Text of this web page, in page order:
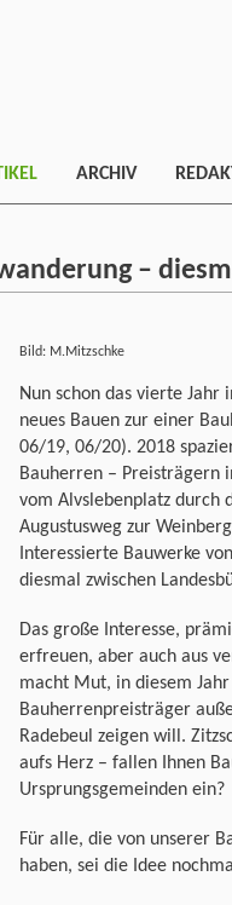
ARCHIV
–
Bild: M.Mitzschke
Nun schon das vierte
neues Bauen zur einer
06/19, 06/20). 2018
Bauherren – Preisträgern
vom Alvslebenplatz durch
Augustusweg zur
Interessierte Bauwerke
diesmal zwischen
Das große Interesse,
erfreuen, aber auch aus
macht Mut, in diesem
Bauherrenpreisträger
Radebeul zeigen will.
aufs Herz – fallen Ihnen
Ursprungsgemeinden ein?
Für alle, die von unserer
haben, sei die Idee